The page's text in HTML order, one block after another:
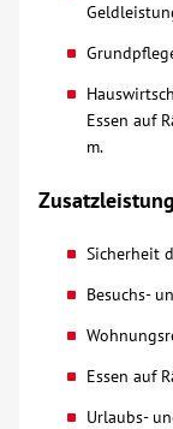
Glossar
Suche
Kontakt
Essen auf
m.
Sicherheit
Besuchs-
Essen auf
Urlaubs-